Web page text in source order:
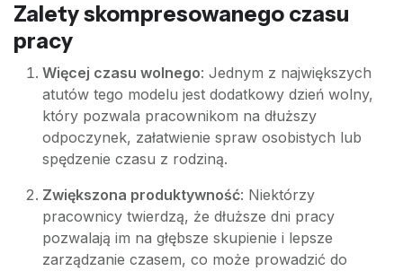
Zalety skompresowanego czasu
pracy
Więcej czasu wolnego: Jednym z największych
atutów tego modelu jest dodatkowy dzień wolny,
który pozwala pracownikom na dłuższy
odpoczynek, załatwienie spraw osobistych lub
spędzenie czasu z rodziną.
Zwiększona produktywność: Niektórzy
pracownicy twierdzą, że dłuższe dni pracy
pozwalają im na głębsze skupienie i lepsze
zarządzanie czasem, co może prowadzić do